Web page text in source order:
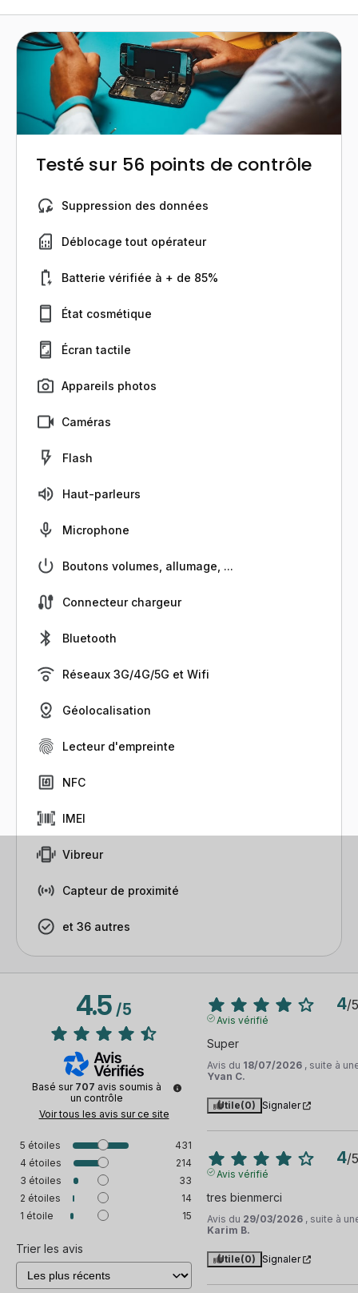
Testé sur 56 points de contrôle
Suppression des données
Déblocage tout opérateur
Batterie vérifiée à + de 85%
État cosmétique
Écran tactile
Appareils photos
Caméras
Flash
Haut-parleurs
Microphone
Boutons volumes, allumage, ...
Connecteur chargeur
Bluetooth
Réseaux 3G/4G/5G et Wifi
Géolocalisation
Lecteur d'empreinte
NFC
IMEI
Vibreur
Capteur de proximité
et 36 autres
4.5/5
Basé sur 707 avis soumis à
un contrôle
Voir tous les avis sur ce site
5 étoiles
431
4 étoiles
214
3 étoiles
33
2 étoiles
14
1 étoile 15
Trier les avis
4/5
Avis vérifié
Super
Avis du 18/07/2026 , suite à
Yvan C.
Utile(0) Signaler
4/5
Avis vérifié
tres bienmerci
Avis du 29/03/2026 , suite à
Karim B.
Utile(0) Signaler